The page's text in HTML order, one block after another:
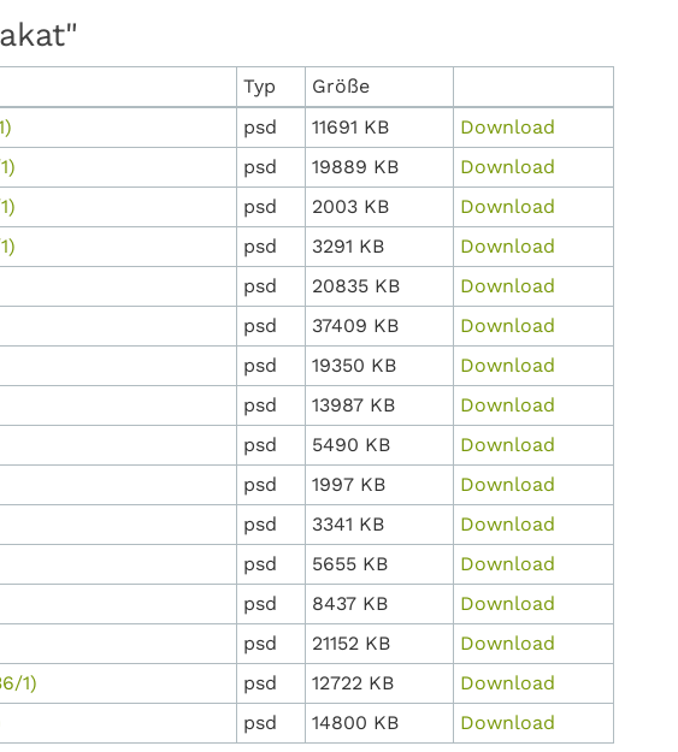
Typ
Größe
psd 11691 KB
Download
psd 19889 KB
Download
psd 2003 KB
Download
psd 3291 KB
Download
psd 20835 KB
Download
psd 37409 KB
Download
psd 19350 KB
Download
psd 13987 KB
Download
psd 5490 KB
Download
psd 1997 KB
Download
psd 3341 KB
Download
psd 5655 KB
Download
psd 8437 KB
Download
psd 21152 KB
Download
1)
psd 12722 KB
Download
psd 14800 KB Download